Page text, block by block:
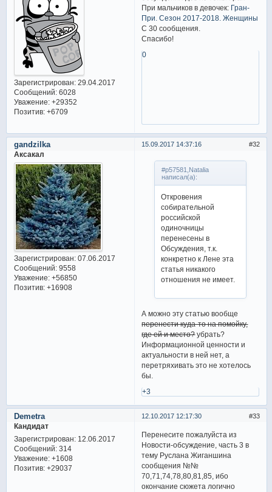
Зарегистрирован: 29.04.2017
Сообщений:6028
Уважение: +29352
Позитив: +6709
При мальчиков в девочек: Гран-
При. Сезон 2017-2018. Женщины
С 30 сообщения.
Спасибо!
0
32
15.09.2017 14:37:16
gandzilka
Аксакал
Зарегистрирован: 07.06.2017
Сообщений:9558
Уважение: +56850
Позитив: +16908
#p57581,Natalia
написал(а):
Откровения
собирательной
российской
одиночницы
перенесены в
Обсуждения, т.к.
конкретно к Лене эта
статья никакого
отношения не имеет.
А можно эту статью вообще
перенести куда-то на помойку,
где ей и место?убрать?
Информационной ценности и
актуальности в ней нет, а
перетряхивать это не хотелось
бы.
+3
33
12.10.2017 12:17:30
Demetra
Кандидат
Зарегистрирован: 12.06.2017
Сообщений:314
Уважение: +1608
Позитив: +29037
Перенесите пожалуйста из
Новости-обсуждение, часть 3 в
тему Руслана Жиганшина
сообщения №№
70,71,74,78,80,81,85, ибо
окончание сюжета логично